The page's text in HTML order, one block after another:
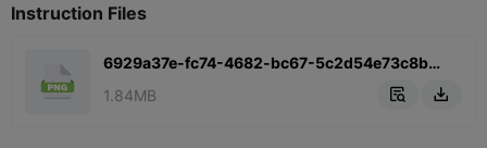
Instruction Files
6929a37e-fc74-4682-bc67-5c2d54e73c8b.png
1.84MB
 